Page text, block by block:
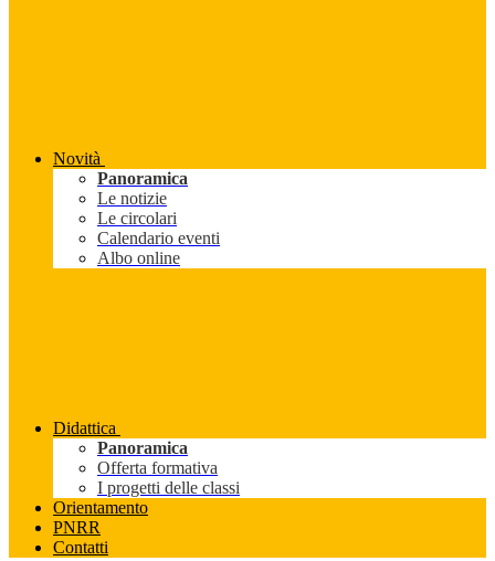
Novità
Panoramica
Le notizie
Le circolari
Calendario eventi
Albo online
Didattica
Panoramica
Offerta formativa
I progetti delle classi
Orientamento
PNRR
Contatti